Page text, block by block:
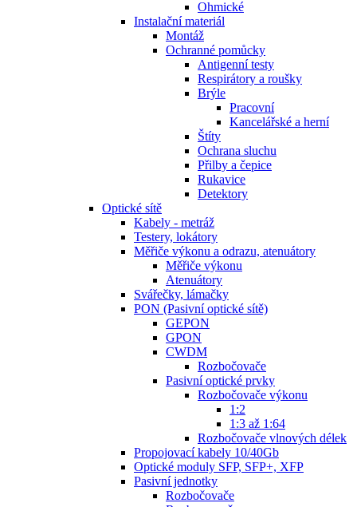
Ohmické
Instalační materiál
Montáž
Ochranné pomůcky
Antigenní testy
Respirátory a roušky
Brýle
Pracovní
Kancelářské a herní
Štíty
Ochrana sluchu
Přilby a čepice
Rukavice
Detektory
Optické sítě
Kabely - metráž
Testery, lokátory
Měřiče výkonu a odrazu, atenuátory
Měřiče výkonu
Atenuátory
Svářečky, lámačky
PON (Pasivní optické sítě)
GEPON
GPON
CWDM
Rozbočovače
Pasivní optické prvky
Rozbočovače výkonu
1:2
1:3 až 1:64
Rozbočovače vlnových délek
Propojovací kabely 10/40Gb
Optické moduly SFP, SFP+, XFP
Pasivní jednotky
Rozbočovače